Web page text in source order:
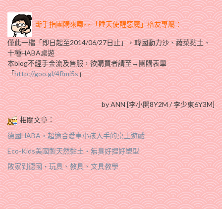
斷手指團購來囉~~「睡天使醒惡魔」格友專屬：
僅此一檔「即日起至2014/06/27日止」，韓國動力沙、蔬菜黏土、
十種HABA桌遊
本blog不經手金流及售服，欲購買者請至→團購表單
「http://goo.gl/4Rmi5s」
by ANN [李小開8Y2M / 李少東6Y3M]
相關文章：
德國HABA‧超適合愛車小孩入手的桌上遊戲
Eco-Kids美國製天然黏土‧無臭好捏好塑型
敗家到德國‧玩具、教具、文具教學